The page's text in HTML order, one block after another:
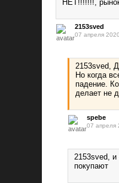
НЕТ!!!!!!!,
2153sved
07 апреля
2153sved,
Но когда
падение.
делает не
spebe
07 апреля
2153sved, и
покупают